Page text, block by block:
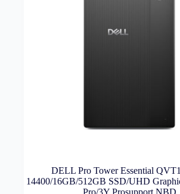
DELL Pro Tower Essential
14400/16GB/512GB SSD/UHD
Pro/3Y Prosupport NBD